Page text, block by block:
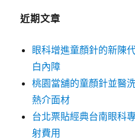
近期文章
眼科增進童顏針的新陳
白內障
桃園當舖的童顏針並醫
熱介面材
台北票貼經典台南眼科
射費用